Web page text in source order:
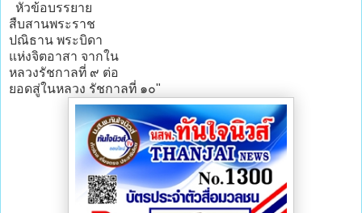
หัวข้อบรรยาย
สืบสานพระราช
ปณิธาน พระบิดา
แห่งจิตอาสา จากใน
หลวงรัชกาลที่ ๙ ต่อ
ยอดสู่ในหลวง รัชกาลที่ ๑๐"